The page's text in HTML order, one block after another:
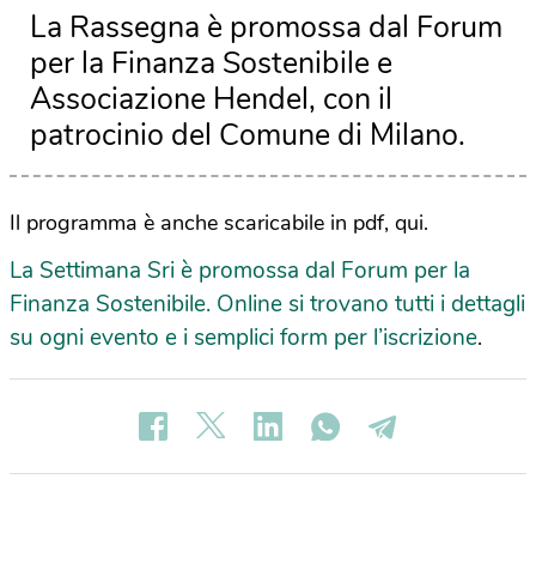
La Rassegna è promossa dal Forum
per la Finanza Sostenibile e
Associazione Hendel, con il
patrocinio del Comune di Milano.
Il programma è anche scaricabile in pdf, qui.
La Settimana Sri è promossa dal Forum per la
Finanza Sostenibile. Online si trovano tutti i dettagli
su ogni evento e i semplici form per l’iscrizione.